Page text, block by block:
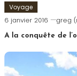
Voyage
6 janvier 2016 greg
A la conquête de